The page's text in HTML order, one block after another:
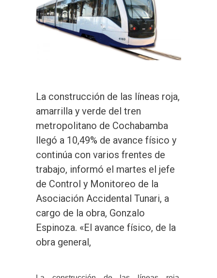
La construcción de las líneas roja,
amarrilla y verde del tren
metropolitano de Cochabamba
llegó a 10,49% de avance físico y
continúa con varios frentes de
trabajo, informó el martes el jefe
de Control y Monitoreo de la
Asociación Accidental Tunari, a
cargo de la obra, Gonzalo
Espinoza. «El avance físico, de la
obra general,